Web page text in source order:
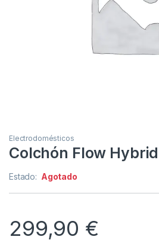
Electrodomésticos
Colchón Flow
Estado: Agotado
299,90 €